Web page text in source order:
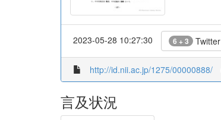
2023-05-28 10:27:30 6 + 3 Twitter
http://id.nii.ac.jp/1275/00000888/
言及状況